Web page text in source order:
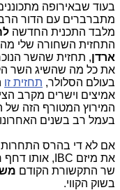
בעוד שבאירופה
מתברברים עם הדור
מלבד התכנית החדשה
התחזית השחורה שלי
ארדן, תחזית שהשר
את כל מה שהשיג השר
בעולם הסלולר, תחזית זו
אמיצים וישרים מקרב
המירוץ המטורף הזה
בעמל רב בשנים
אם לא די בהרס התחרות
את מיזם IBC, אותו דחף ראש הממשלה
שר התקשורת הקודם
בשוק הקווי.